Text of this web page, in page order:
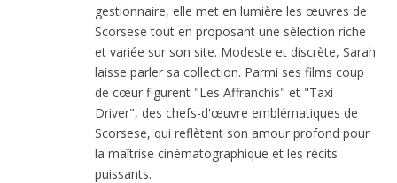
gestionnaire, elle met en lumière les œuvres de
Scorsese tout en proposant une sélection riche
et variée sur son site. Modeste et discrète, Sarah
laisse parler sa collection. Parmi ses films coup
de cœur figurent "Les Affranchis" et "Taxi
Driver", des chefs-d'œuvre emblématiques de
Scorsese, qui reflètent son amour profond pour
la maîtrise cinématographique et les récits
puissants.